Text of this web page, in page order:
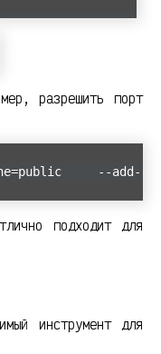
разрешить порт
--add-
подходит для
инструмент для